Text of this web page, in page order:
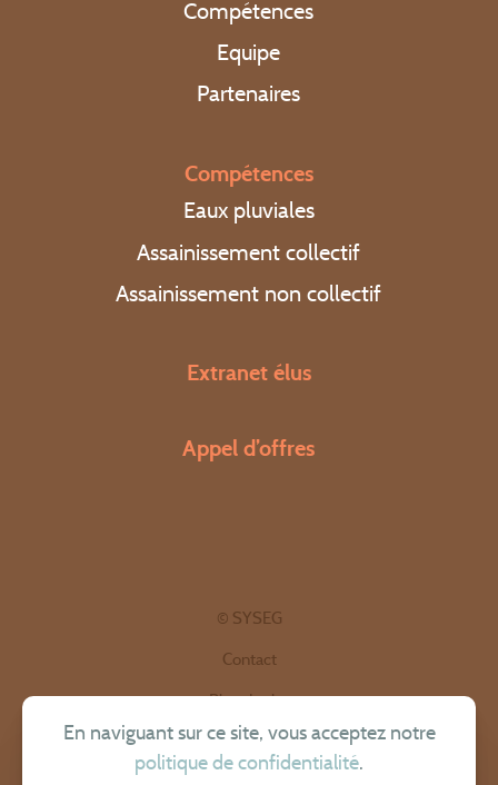
En naviguant sur ce site, vous acceptez notre
politique de confidentialité.
Compétences
Equipe
Partenaires
Compétences
Eaux pluviales
Assainissement collectif
Assainissement non collectif
Extranet élus
Appel d’offres
© SYSEG
Contact
Plan du site
Politique de confidentialité